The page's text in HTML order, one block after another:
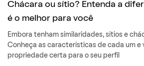
Chácara ou sítio? Entenda a
é o melhor para você
Embora tenham similaridades, sítios e
Conheça as características de cada um e
propriedade certa para o seu perfil